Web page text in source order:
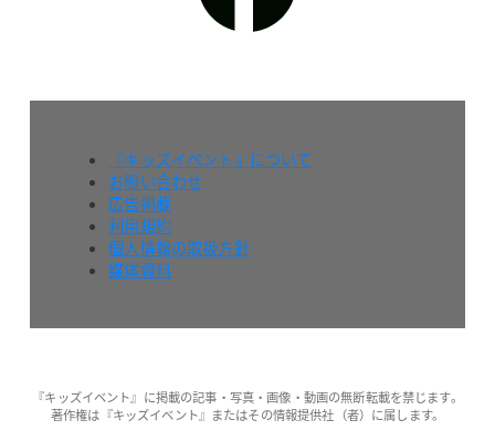
『キッズイベント』について
お問い合わせ
広告掲載
利用規約
個人情報の取扱方針
媒体資料
『キッズイベント』に掲載の記事・写真・画像・動画の無断転載を禁じます。
著作権は『キッズイベント』またはその情報提供社（者）に属します。